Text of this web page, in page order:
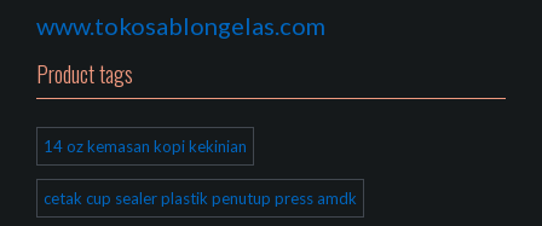
www.tokosablongelas.com
Product tags
14 oz kemasan kopi kekinian
cetak cup sealer plastik penutup press amdk